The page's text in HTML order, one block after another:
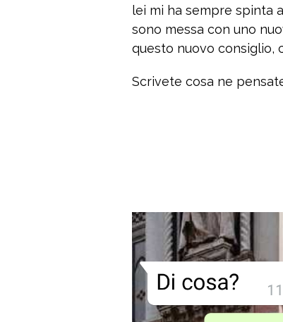
lei mi ha sempre spinta
sono messa con uno
questo nuovo consiglio,
Scrivete cosa ne